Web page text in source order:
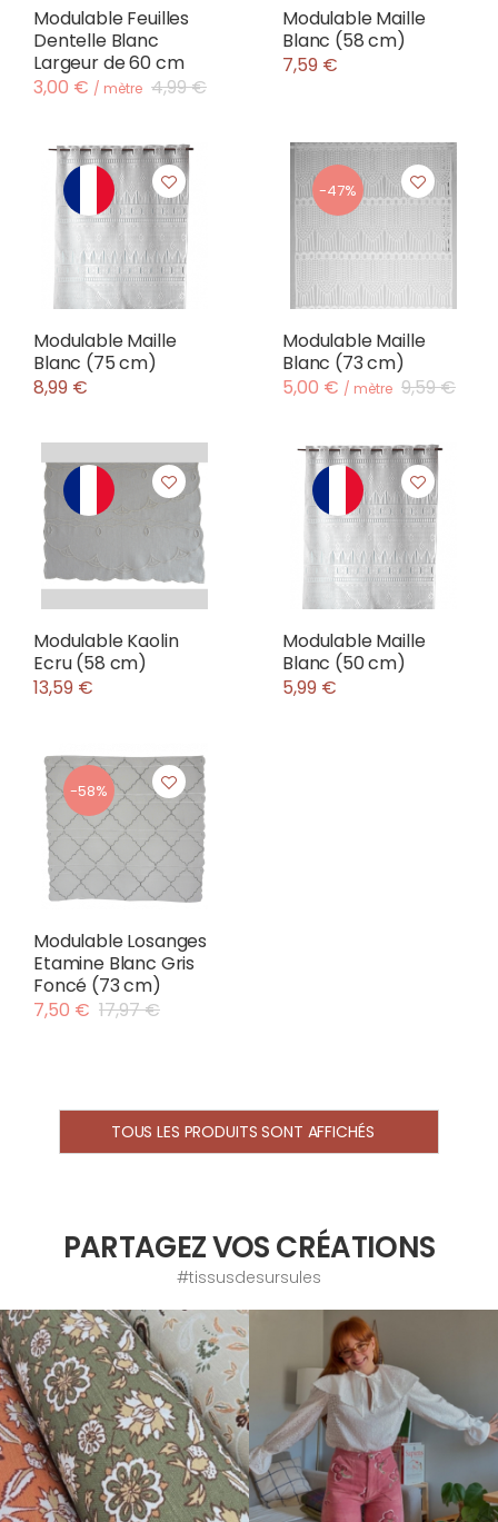
Modulable Feuilles
Dentelle Blanc
Largeur de 60 cm
3,00 € / mètre 4,99 €
Modulable Maille
Blanc (58 cm)
7,59 €
Modulable Maille
Blanc (75 cm)
8,99 €
-47%
Modulable Maille
Blanc (73 cm)
5,00 € / mètre 9,59 €
Modulable Kaolin
Ecru (58 cm)
13,59 €
Modulable Maille
Blanc (50 cm)
5,99 €
-58%
Modulable Losanges
Etamine Blanc Gris
Foncé (73 cm)
7,50 € 17,97 €
TOUS LES PRODUITS SONT AFFICHÉS
PARTAGEZ VOS CRÉATIONS
#tissusdesursules